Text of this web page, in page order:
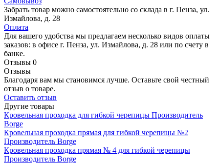
Забрать товар можно самостоятельно со склада в г. Пенза, ул.
Измайлова, д. 28
Оплата
Для вашего удобства мы предлагаем несколько видов оплаты
заказов: в офисе г. Пенза, ул. Измайлова, д. 28 или по счету в
банке.
Отзывы 0
Отзывы
Благодаря вам мы становимся лучше. Оставьте свой честный
отзыв о товаре.
Оставить отзыв
Другие товары
Кровельная проходка для гибкой черепицы Производитель
Borge
Кровельная проходка прямая для гибкой черепицы №2
Производитель Borge
Кровельная проходка прямая № 4 для гибкой черепицы
Производитель Borge